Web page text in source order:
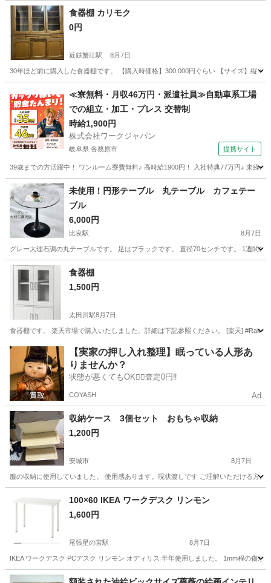
食器棚 カリモク
0円
近鉄蟹江駅 8月7日
30年ほど前に購入した食器棚です。 【購入時価格】300,000円ぐらい 【サイズ】縦
近鉄蟹江駅 収納家具 食器棚
≪寮無料・月収46万円・派遣社員≫自動車系工場
での組立・加工・プレス 交替制
時給1,900円
株式会社ワークジャパン
岐阜県 各務原市 提携サイト
39歳までの方活躍中！ ワンルーム寮費無料♪ 高時給1900円！ 入社特典77万円♪ 未経
岐阜 各務原市 その他
未使用！円形テーブル 丸テーブル カフェテー
ブル
6,000円
比良駅 8月7日
グレー大理石調の丸テーブルです。 足はブラックです。 直径70センチです。 1週間
愛知 名古屋市 比良駅
食器棚
1,500円
太田川駅8月7日
食器棚です。 楽天市場で購入いたしました。詳細は下記参照ください。 [楽天]
愛知 東海市 太田川駅 収納家具 食器棚
【実家の押し入れ整理】眠っている人形あ
りませんか？
状態が悪くてもOK🙆‍♀️査定0円‼️
COYASH Ad
収納ケース 3個セット おもちゃ収納
1,200円
安城市 8月7日
服の収納に使用していました。 使用感あります。現状渡しです ご理解いただける方よ
100×60 IKEA ワークデスク リンモン
1,600円
尾張星の宮駅 8月7日
IKEA ワークデスク PCデスク リンモン オディリス 半年使用しました。 1mm程の傷
愛知 清須市 尾張星の宮駅 テーブル リンモン